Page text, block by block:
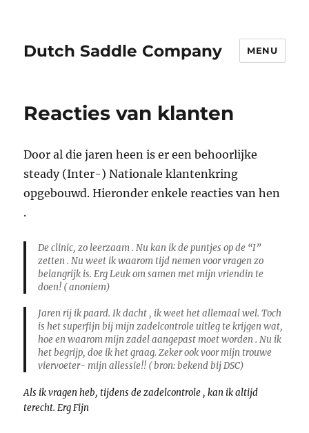
Dutch Saddle Company MENU
Reacties van klanten
Door al die jaren heen is er een behoorlijke
steady (Inter-) Nationale klantenkring
opgebouwd. Hieronder enkele reacties van hen
.
De clinic, zo leerzaam . Nu kan ik de puntjes op de “I”
zetten . Nu weet ik waarom tijd nemen voor vragen zo
belangrijk is. Erg Leuk om samen met mijn vriendin te
doen! ( anoniem)
Jaren rij ik paard. Ik dacht , ik weet het allemaal wel. Toch
is het superfijn bij mijn zadelcontrole uitleg te krijgen wat,
hoe en waarom mijn zadel aangepast moet worden . Nu ik
het begrijp, doe ik het graag. Zeker ook voor mijn trouwe
viervoeter- mijn allessie!! ( bron: bekend bij DSC)
Als ik vragen heb, tijdens de zadelcontrole , kan ik altijd
terecht. Erg Fijn